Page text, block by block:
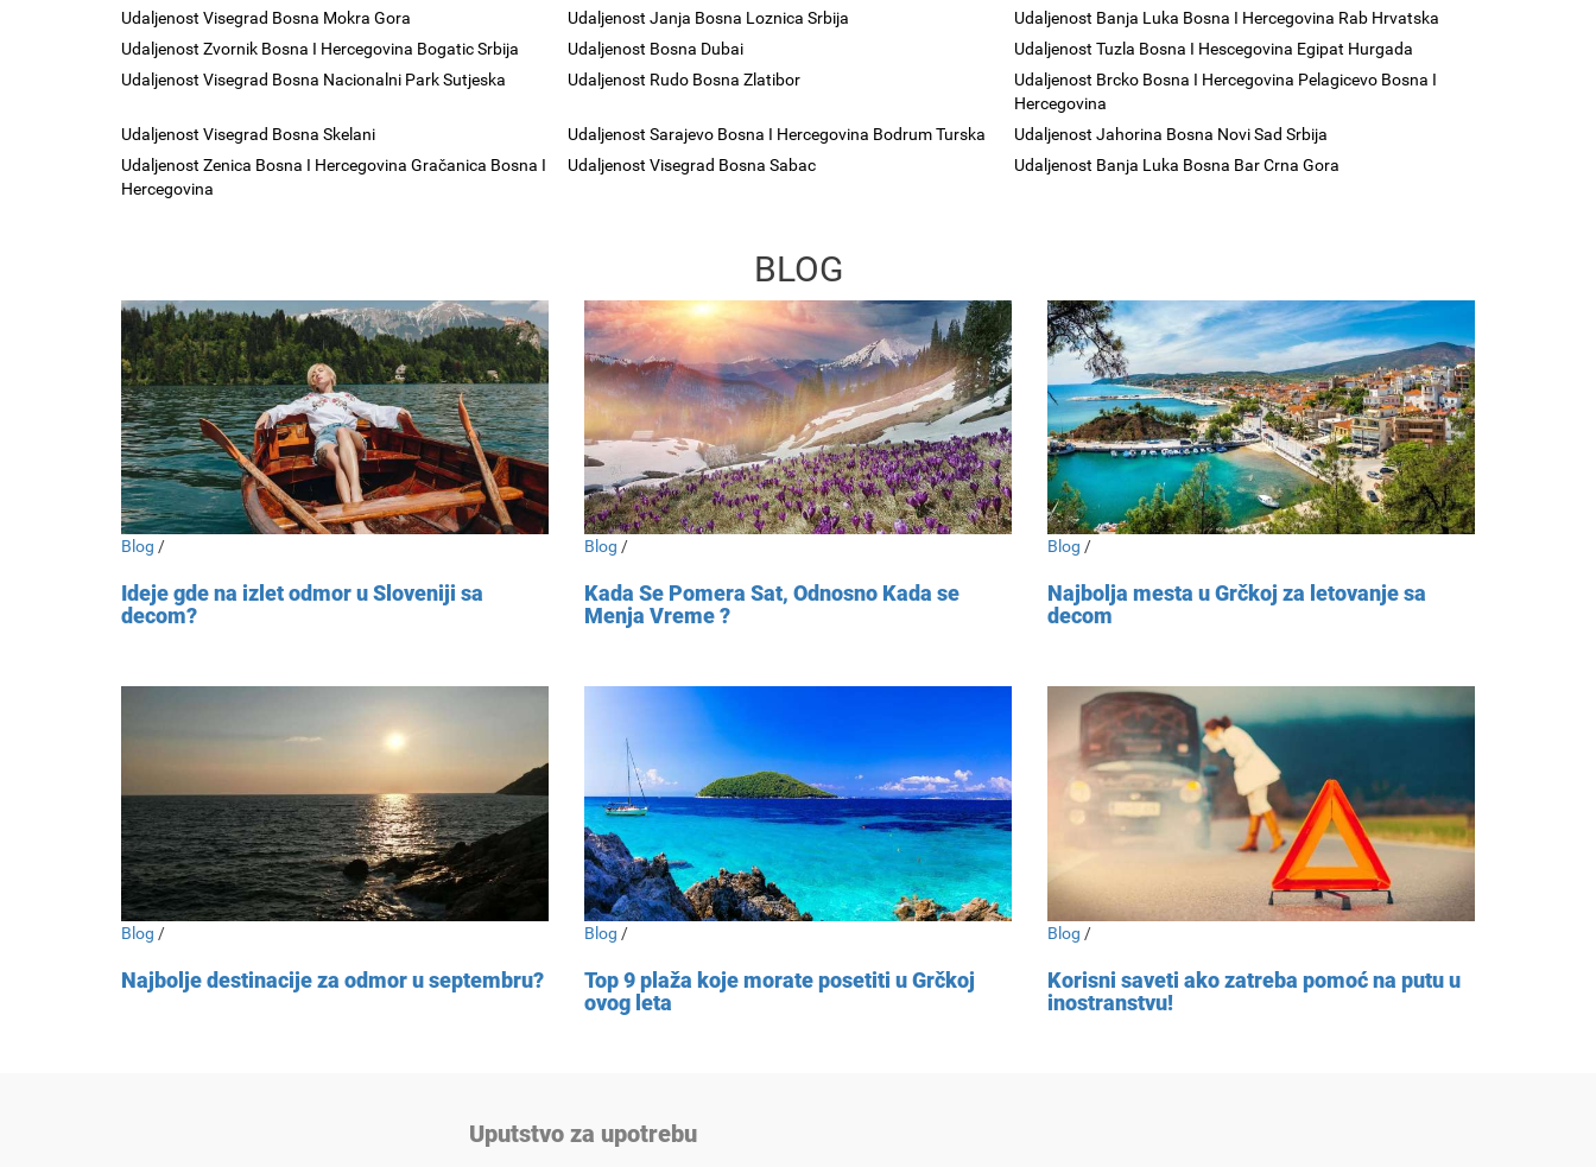
Udaljenost Visegrad Bosna Mokra Gora
Udaljenost Janja Bosna Loznica Srbija
Udaljenost Banja Luka Bosna I Hercegovina Rab Hrvatska
Udaljenost Zvornik Bosna I Hercegovina Bogatic Srbija
Udaljenost Bosna Dubai
Udaljenost Tuzla Bosna I Hescegovina Egipat Hurgada
Udaljenost Visegrad Bosna Nacionalni Park Sutjeska
Udaljenost Rudo Bosna Zlatibor
Udaljenost Brcko Bosna I Hercegovina Pelagicevo Bosna I
Hercegovina
Udaljenost Visegrad Bosna Skelani
Udaljenost Sarajevo Bosna I Hercegovina Bodrum Turska
Udaljenost Jahorina Bosna Novi Sad Srbija
Udaljenost Zenica Bosna I Hercegovina Gračanica Bosna I
Hercegovina
Udaljenost Visegrad Bosna Sabac Udaljenost Banja Luka Bosna Bar Crna Gora
BLOG
Blog /
Ideje gde na izlet odmor u Sloveniji sa
decom?
Blog /
Kada Se Pomera Sat, Odnosno Kada se
Menja Vreme ?
Blog /
Najbolja mesta u Grčkoj za letovanje sa
decom
Blog /
Najbolje destinacije za odmor u septembru?
Blog /
Top 9 plaža koje morate posetiti u Grčkoj
ovog leta
Blog /
Korisni saveti ako zatreba pomoć na putu u
inostranstvu!
Uputstvo za upotrebu